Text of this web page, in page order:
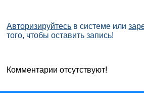
Авторизируйтесь в системе или
того, чтобы оставить запись!
Комментарии отсутствуют!